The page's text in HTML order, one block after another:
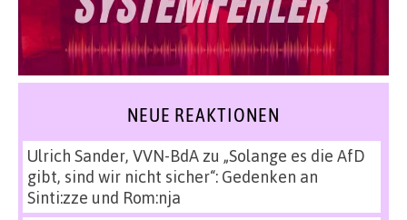
NEUE REAKTIONEN
Ulrich Sander, VVN-BdAzu „Solange es die AfD
gibt, sind wir nicht sicher“: Gedenken an
Sinti:zze und Rom:nja